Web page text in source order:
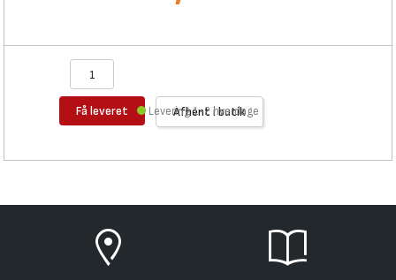
Få leveret Afhent i butik
Levering 1-2 hverdage